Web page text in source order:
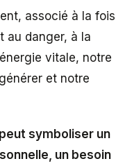
associé à la fois
au danger, à la
vitale, notre
et notre
symboliser un
un besoin